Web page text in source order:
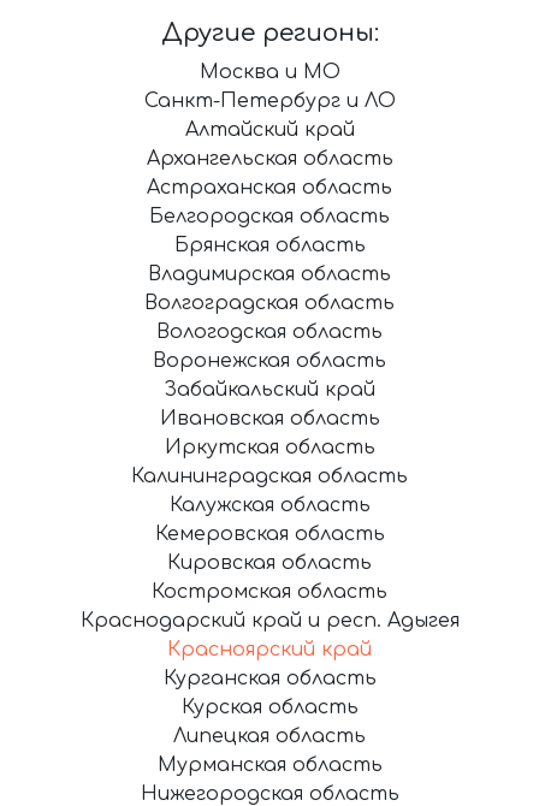
Другие регионы:
Москва и МО
Санкт-Петербург и ЛО
Алтайский край
Архангельская область
Астраханская область
Белгородская область
Брянская область
Владимирская область
Волгоградская область
Вологодская область
Воронежская область
Забайкальский край
Ивановская область
Иркутская область
Калининградская область
Калужская область
Кемеровская область
Кировская область
Костромская область
Краснодарский край и респ. Адыгея
Красноярский край
Курганская область
Курская область
Липецкая область
Мурманская область
Нижегородская область